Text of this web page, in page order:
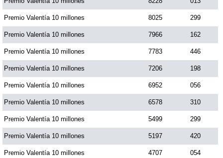
Premio Valentía 10 millones 8025 299
Premio Valentía 10 millones 7966 162
Premio Valentía 10 millones 7783 446
Premio Valentía 10 millones 7206 198
Premio Valentía 10 millones 6952 056
Premio Valentía 10 millones 6578 310
Premio Valentía 10 millones 5499 299
Premio Valentía 10 millones 5197 420
Premio Valentía 10 millones 4707 054